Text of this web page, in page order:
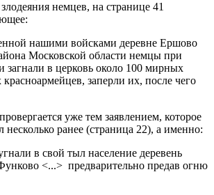
немцев, на странице 41
нашими войсками деревне Ершово
Московской области немцы при
загнали в церковь около 100 мирных
заперли их, после чего
уже тем заявлением, которое
несколько ранее (страница 22), а именно:
в свой тыл население деревень
<...> предварительно предав огню